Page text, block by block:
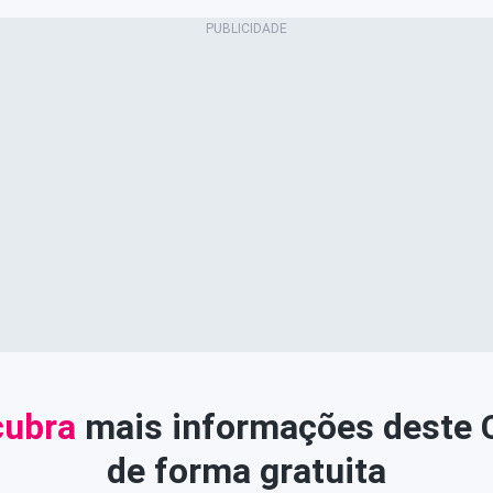
mais informações deste
de forma gratuita